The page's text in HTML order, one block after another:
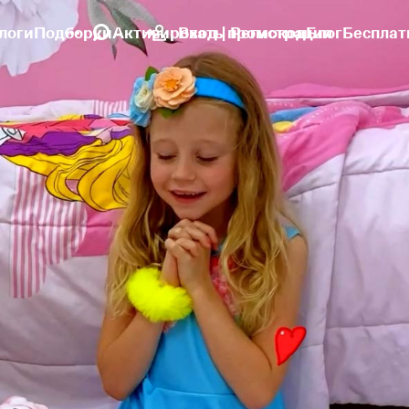
ПодборкиАктивировать промокодБлог
Вход | Регистрация